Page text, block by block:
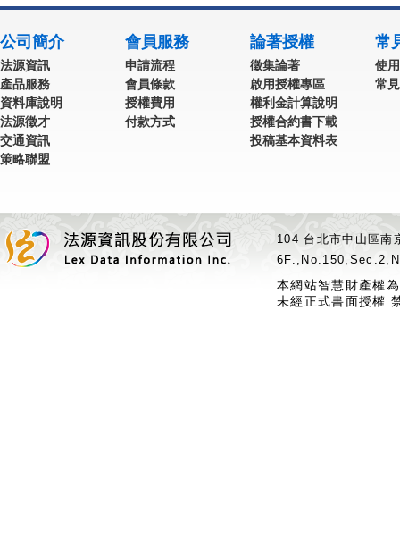
公司簡介
法源資訊
產品服務
資料庫說明
法源徵才
交通資訊
策略聯盟
會員服務
申請流程
會員條款
授權費用
付款方式
論著授權
徵集論著
啟用授權專區
權利金計算說明
授權合約書下載
投稿基本資料表
常
使
常
104 台北市中山區
本網站智慧財產權
未經正式書面授權